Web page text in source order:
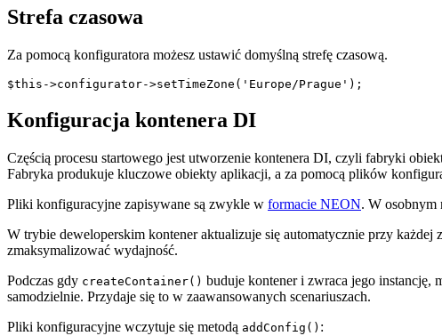
Strefa czasowa
Za pomocą konfiguratora możesz ustawić domyślną strefę czasową.
Konfiguracja kontenera DI
Częścią procesu startowego jest utworzenie kontenera DI, czyli fabryki
Fabryka produkuje kluczowe obiekty aplikacji, a za pomocą plików
Pliki konfiguracyjne zapisywane są zwykle w formacie NEON. W osobnym
W trybie deweloperskim kontener aktualizuje się automatycznie przy
zmaksymalizować wydajność.
Podczas gdy createContainer() buduje kontener i zwraca jego instancję,
samodzielnie. Przydaje się to w zaawansowanych scenariuszach.
Pliki konfiguracyjne wczytuje się metodą addConfig() :